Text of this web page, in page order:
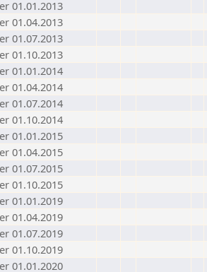
01.01.2013
01.04.2013
01.07.2013
01.10.2013
01.01.2014
01.04.2014
01.07.2014
01.10.2014
01.01.2015
01.04.2015
01.07.2015
01.10.2015
01.01.2019
01.04.2019
01.07.2019
01.10.2019
01.01.2020